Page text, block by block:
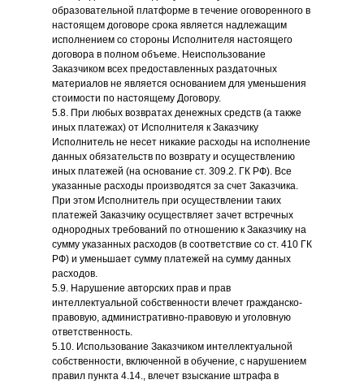
образовательной платформе в течение оговоренного в
настоящем договоре срока является надлежащим
исполнением со стороны Исполнителя настоящего
договора в полном объеме. Неиспользование
Заказчиком всех предоставленных раздаточных
материалов не является основанием для уменьшения
стоимости по настоящему Договору.
5.8. При любых возвратах денежных средств (а также
иных платежах) от Исполнителя к Заказчику
Исполнитель не несет никакие расходы на исполнение
данных обязательств по возврату и осуществлению
иных платежей (на основание ст. 309.2. ГК РФ). Все
указанные расходы производятся за счет Заказчика.
При этом Исполнитель при осуществлении таких
платежей Заказчику осуществляет зачет встречных
однородных требований по отношению к Заказчику на
сумму указанных расходов (в соответствие со ст. 410 ГК
РФ) и уменьшает сумму платежей на сумму данных
расходов.
5.9. Нарушение авторских прав и прав
интеллектуальной собственности влечет гражданско-
правовую, административно-правовую и уголовную
ответственность.
5.10. Использование Заказчиком интеллектуальной
собственности, включенной в обучение, с нарушением
правил пункта 4.14., влечет взыскание штрафа в